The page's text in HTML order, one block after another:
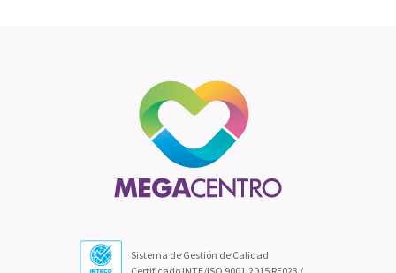
Sistema de Gestión de Calidad